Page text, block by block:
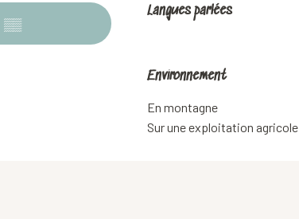
▒▒
Langues parlées
Langues parlées
Environnement
Environnement
En montagne
Sur une exploitation agricole